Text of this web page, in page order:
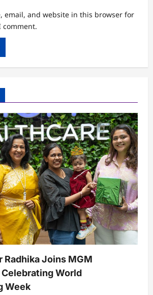
email, and website in this browser for
comment.
Radhika Joins MGM
World
Week